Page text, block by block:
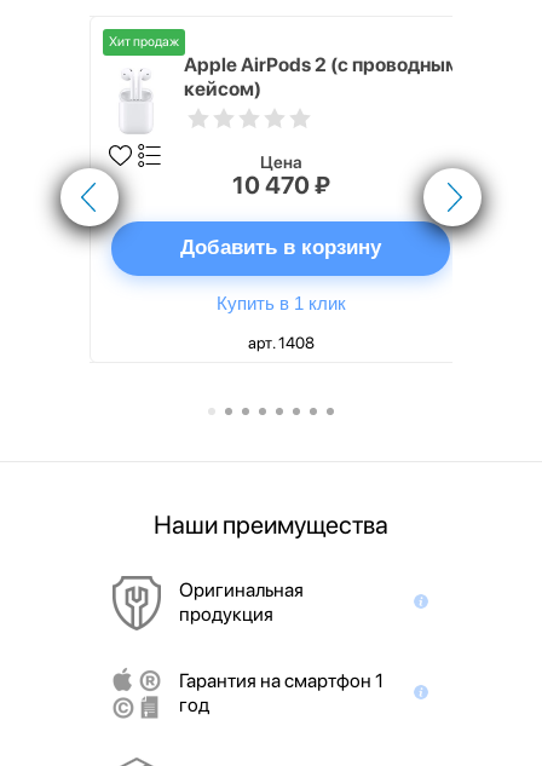
Хит продаж
Apple AirPods 2 (с проводным
кейсом)
Цена
10 470 ₽
Добавить в корзину
Купить в 1 клик
арт. 1408
Наши преимущества
Оригинальная
продукция
Гарантия на смартфон 1
год